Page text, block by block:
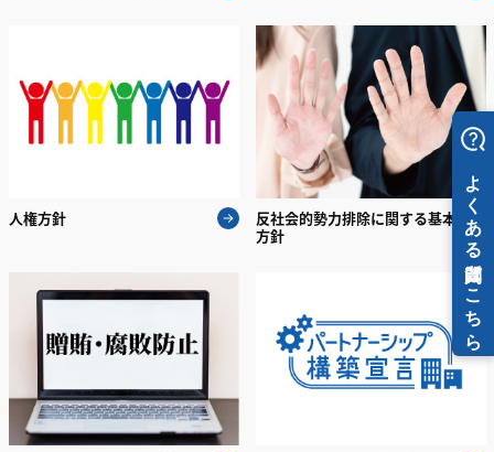
人権方針
反社会的勢力排除に関する基本
方針